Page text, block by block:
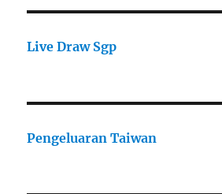
Live Draw Sgp
Pengeluaran Taiwan